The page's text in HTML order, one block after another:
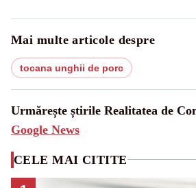
Mai multe articole despre
tocana unghii de porc
Urmărește știrile Realitatea de
Google News
CELE MAI CITITE